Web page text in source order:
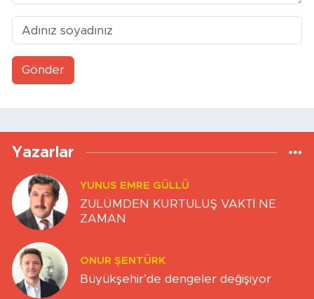
Gönder
Yazarlar
YUNUS EMRE GÜLLÜ
ZULÜMDEN KURTULUŞ VAKTİ NE
ZAMAN
ONUR ŞENTÜRK
Büyükşehir’de dengeler değişiyor